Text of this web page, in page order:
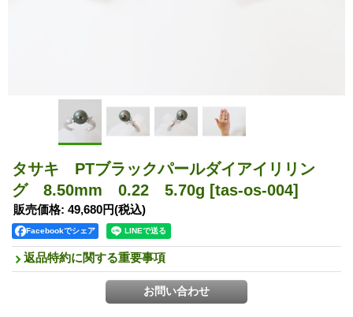
タサキ PTブラックパールダイアイリリン
グ 8.50mm 0.22 5.70g [tas-os-004]
販売価格: 49,680円(税込)
Facebookでシェア
返品特約に関する重要事項